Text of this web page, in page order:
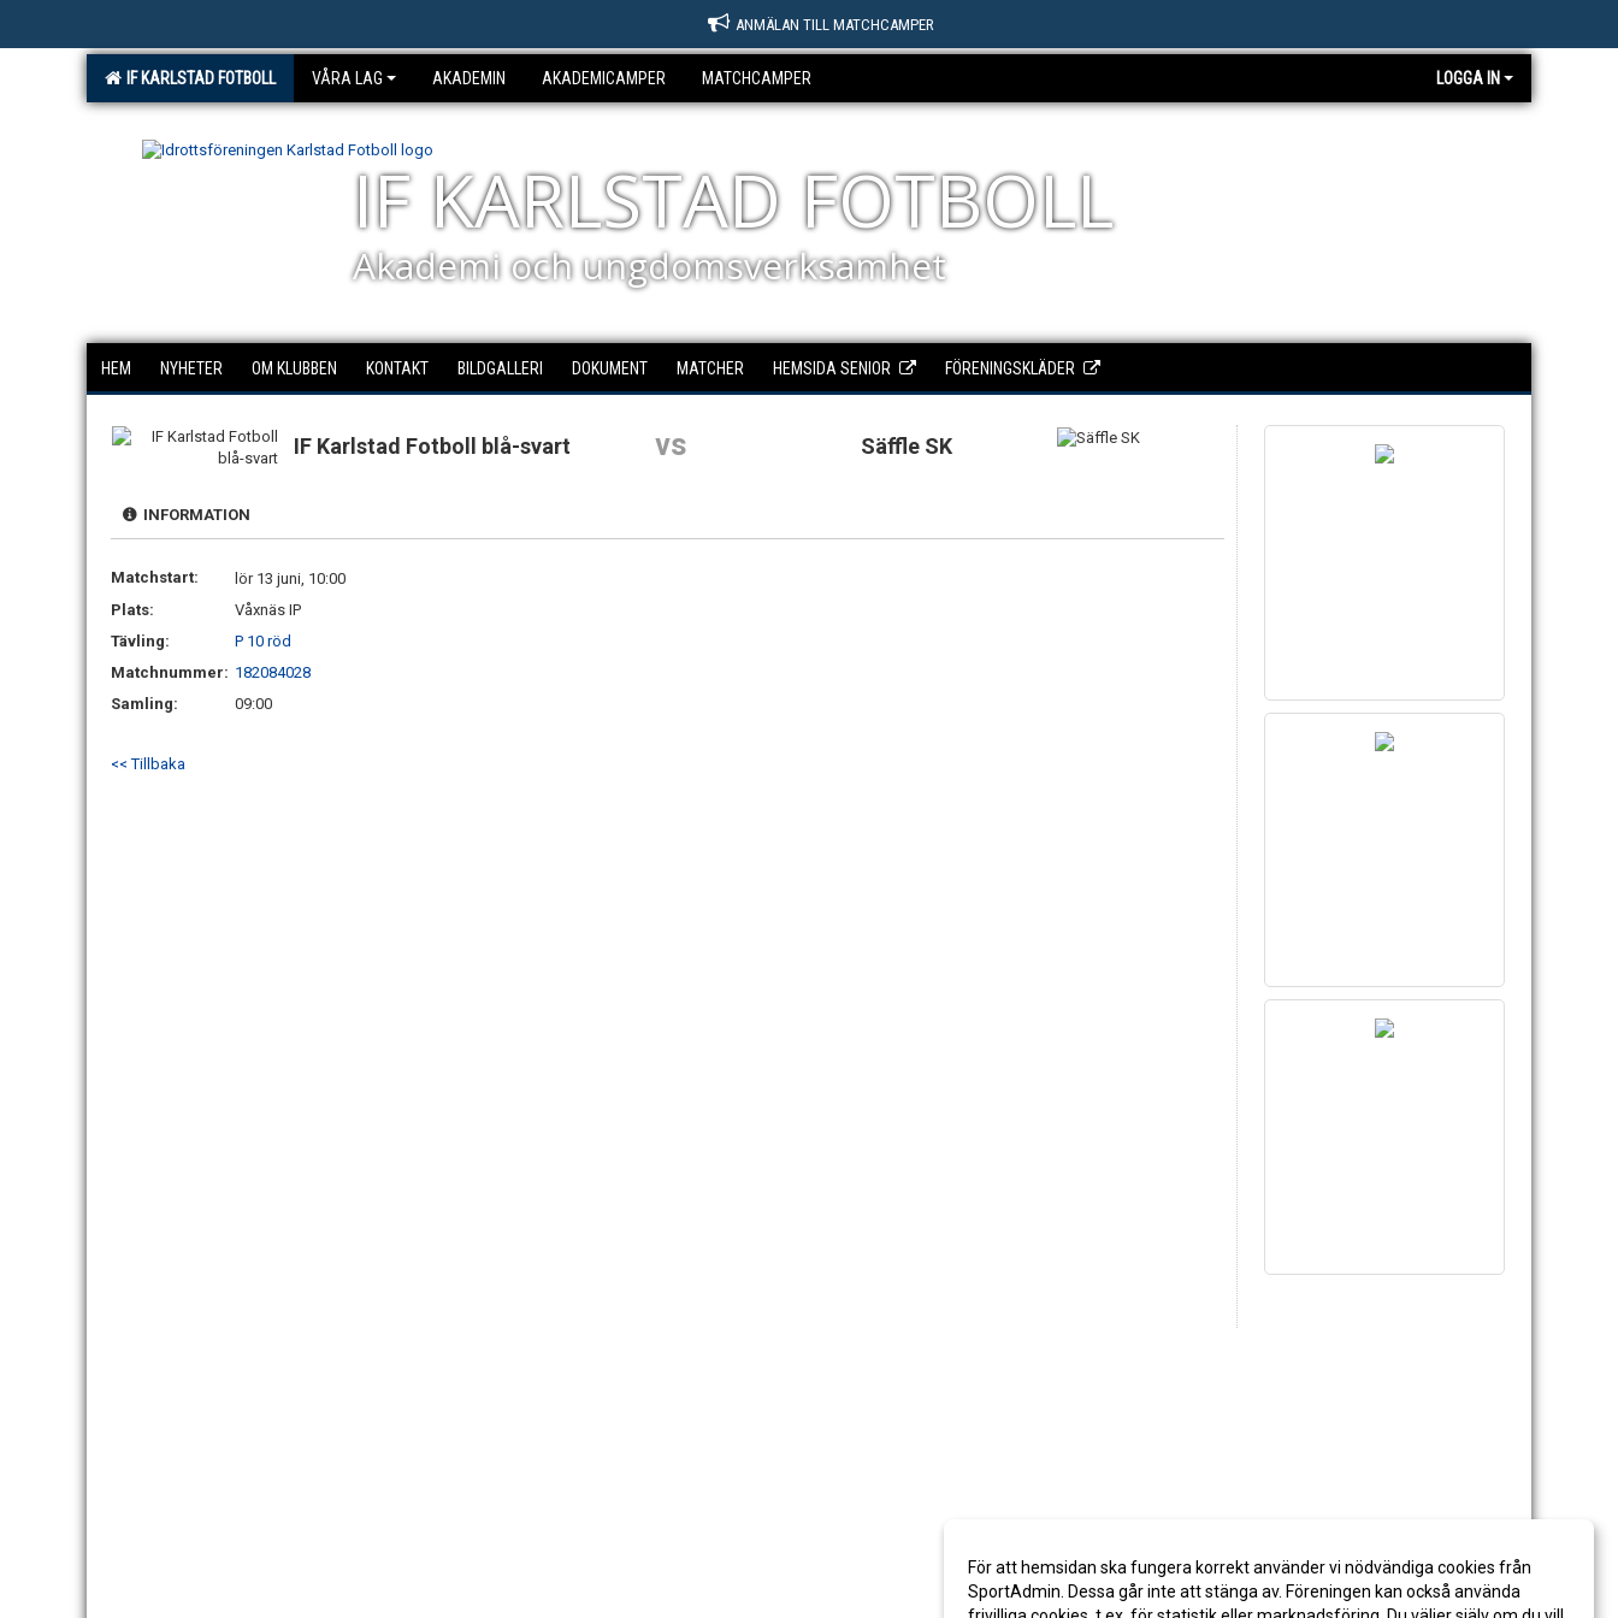
ANMÄLAN TILL MATCHCAMPER
IF KARLSTAD FOTBOLL VÅRA LAG AKADEMIN AKADEMICAMPER MATCHCAMPER LOGGA IN
IF KARLSTAD FOTBOLL
Akademi och ungdomsverksamhet
HEM NYHETER OM KLUBBEN KONTAKT BILDGALLERI DOKUMENT MATCHER HEMSIDA SENIOR FÖRENINGSKLÄDER
IF Karlstad Fotboll blå-svart vs Säffle SK
INFORMATION
Matchstart:
lör 13 juni, 10:00
Plats:
Våxnäs IP
Tävling:
P 10 röd
Matchnummer: 182084028
Samling:
09:00
<< Tillbaka
För att hemsidan ska fungera korrekt använder vi nödvändiga cookies från
SportAdmin. Dessa går inte att stänga av. Föreningen kan också använda